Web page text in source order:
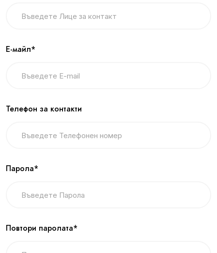
Е-майл*
Телефон за контакти
Парола*
Повтори паролата*